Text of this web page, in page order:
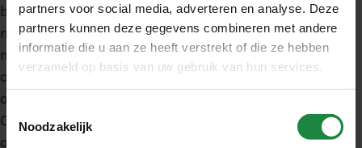
partners voor social media, adverteren en analyse. Deze
partners kunnen deze gegevens combineren met andere
informatie die u aan ze heeft verstrekt of die ze hebben
verzameld op basis van uw gebruik van hun services.
Noodzakelijk
binnen een dienst. Hoewel het een leuke rol was
merkte ik dat ik na 2,5 jaar meer impact wilde
maken binnen de gehele gemeente. Ik maakte de
overstap naar organisatieadviseur. Als
organisatieadviseur werk ik nu vanuit het team
Organisatieontwikkeling (M&O, DBV) op
opdrachtbasis door de gehele gemeente aan